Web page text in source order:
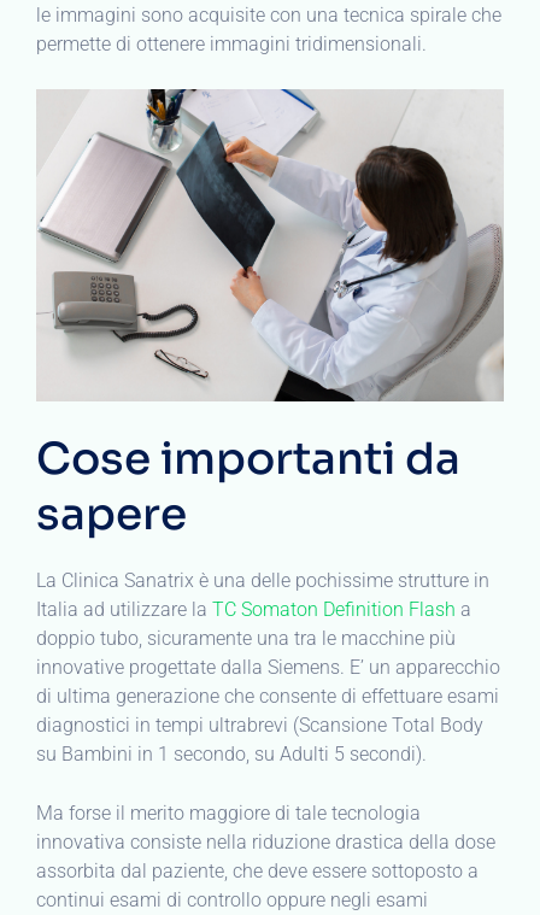
le immagini sono acquisite con una tecnica spirale che
permette di ottenere immagini tridimensionali.
Cose importanti da
sapere
La Clinica Sanatrix è una delle pochissime strutture in
Italia ad utilizzare la TC Somaton Definition Flash a
doppio tubo, sicuramente una tra le macchine più
innovative progettate dalla Siemens. E’ un apparecchio
di ultima generazione che consente di effettuare esami
diagnostici in tempi ultrabrevi (Scansione Total Body
su Bambini in 1 secondo, su Adulti 5 secondi).
Ma forse il merito maggiore di tale tecnologia
innovativa consiste nella riduzione drastica della dose
assorbita dal paziente, che deve essere sottoposto a
continui esami di controllo oppure negli esami